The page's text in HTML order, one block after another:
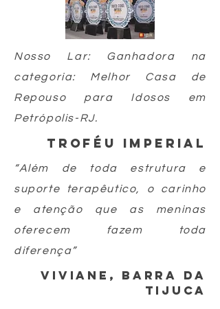
Nosso Lar: Ganhadora na
categoria: Melhor Casa de
Repouso para Idosos em
Petrópolis-RJ.
troféu imperial
“Além de toda estrutura e
suporte terapêutico, o carinho
e atenção que as meninas
oferecem fazem toda
diferença”
viviane, barra da
tijuca